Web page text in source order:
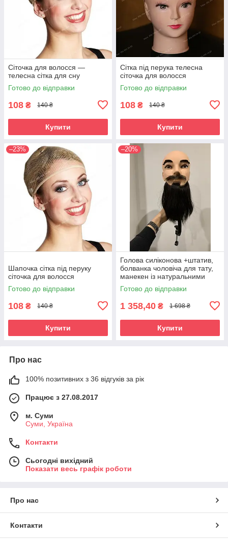
Сіточка для волосся —
телесна сітка для сну
Готово до відправки
108 ₴ 140 ₴
Купити
Сітка під перука телесна
сіточка для волосся
Готово до відправки
108 ₴ 140 ₴
Купити
–23%
Шапочка сітка під перуку
сіточка для волосся
Готово до відправки
108 ₴ 140 ₴
Купити
–20%
Голова силіконова +штатив,
болванка чоловіча для тату,
манекен із натуральними
бородою та вусами волосся
навчальне
Готово до відправки
1 358,40 ₴ 1 698 ₴
Купити
Про нас
100% позитивних з 36 відгуків за рік
Працює з 27.08.2017
м. Суми
Суми, Україна
Контакти
Сьогодні вихідний
Показати весь графік роботи
Про нас
Контакти